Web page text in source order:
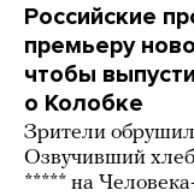
Российские
премьеру
чтобы
о Колобке
Зрители
Озвучивший
***** на